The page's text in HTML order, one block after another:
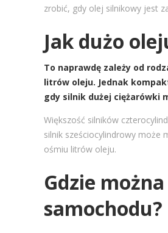
zrobić, gdy olej silnikowy jest
Jak dużo
To naprawdę zależy od
litrów oleju. Jednak
gdy silnik dużej ciężarówki
Większość silników
silnik sześciocylindrowy może
ośmiu litrów oleju.
Gdzie
samochodu?